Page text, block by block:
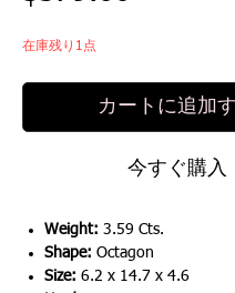
在庫残り1点
カートに追加
今すぐ購入
Weight: 3.59 Cts.
Shape: Octagon
Size: 6.2 x 14.7 x 4.6